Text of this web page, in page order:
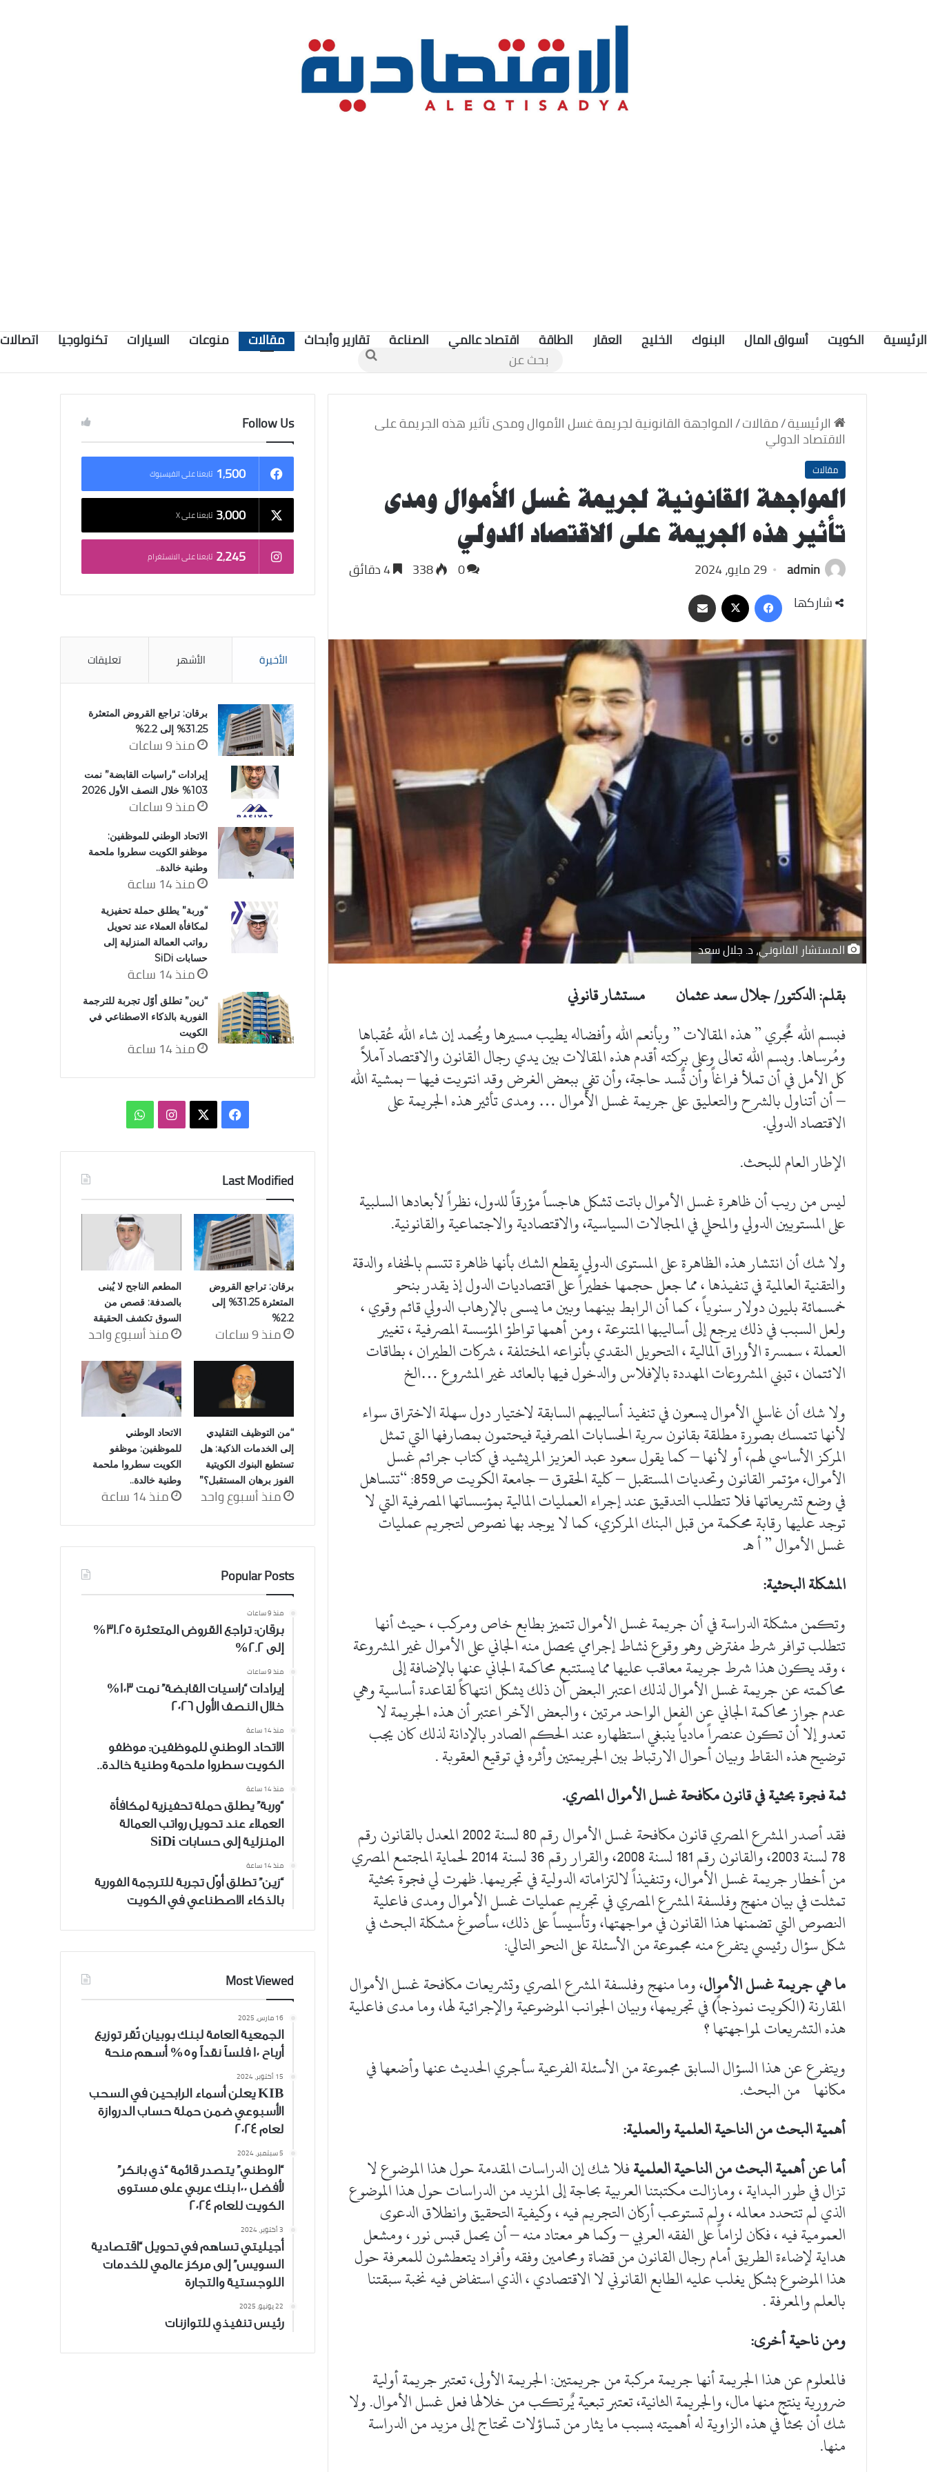
الرئيسية الكويت أسواق المال البنوك الخليج العقار الطاقة اقتصاد عالمي الصناعة تقارير وأبحاث مقالات منوعات السيارات تكنولوجيا اتصالات
بحث
عن
الرئيسية/مقالات/المواجهة القانونية لجريمة غسل الأموال ومدى تأثير هذه الجريمة على
الاقتصاد الدولي
مقالات
المواجهة القانونية لجريمة غسل الأموال ومدى
تأثير هذه الجريمة على الاقتصاد الدولي
admin 29 مايو، 2024 0
338
شاركها
فيسبوك
‫X مشاركة
عبر
البريد
المستشار القانوني، د. جلال سعد
بقلم: الدكتور/ جلال سعد عثمان مستشار قانوني
فبسم الله مٌجري ” هذه المقالات ” وبأنعم الله وأفضاله يطيب مسيرها ويُحمد إن شاء الله عُقباها
ومُرساها. وبسم الله تعالى وعلى بركته أقدم هذه المقالات بين يدي رجال القانون والاقتصاد آملاً
كل الأمل في أن تملأ فراغاً وأن تٌسد حاجة، وأن تفي ببعض الغرض وقد انتويت فيها – بمشية الله
– أن أتناول بالشرح والتعليق على جريمة غسل الأموال … ومدى تأثير هذه الجريمة على
الاقتصاد الدولي.
الإطار العام للبحث.
ليس من ريب أن ظاهرة غسل الأموال باتت تشكل هاجساً مؤرقاً للدول، نظراً لأبعادها السلبية
على المستويين الدولي والمحلي في المجالات السياسية، والاقتصادية والاجتماعية والقانونية.
ولا شك أن انتشار هذه الظاهرة على المستوى الدولي يقطع الشك بأنها ظاهرة تتسم بالخفاء والدقة
والتقنية العالمية في تنفيذها ، مما جعل حجمها خطيراً على اقتصاديات الدول إذ يقدر بنحو
خمسمائة بليون دولار سنوياً ، كما أن الرابط بينهما وبين ما يسمى بالإرهاب الدولي قائم وقوي ،
ولعل السبب في ذلك يرجع إلى أساليبها المتنوعة ، ومن أهمها تواطؤ المؤسسة المصرفية ، تغيير
العملة ، سمسرة الأوراق المالية ، التحويل النقدي بأنواعه المختلفة ، شركات الطيران ، بطاقات
الائتمان ، تبني المشروعات المهددة بالإفلاس والدخول فيها بالعائد غير المشروع …الخ
ولا شك أن غاسلي الأموال يسعون في تنفيذ أساليبهم السابقة لاختيار دول سهلة الاختراق سواء
لأنها تتمسك بصورة مطلقة بقانون سرية الحسابات المصرفية فيحتمون بمصارفها التي تمثل
المركز الأساسي لهم، أو لأنها – كما يقول سعود عبد العزيز المريشيد في كتاب جرائم غسل
الأموال، مؤتمر القانون وتحديات المستقبل – كلية الحقوق – جامعة الكويت ص859: “تتساهل
في وضع تشريعاتها فلا تتطلب التدقيق عند إجراء العمليات المالية بمؤسساتها المصرفية التي لا
توجد عليها رقابة محكمة من قبل البنك المركزي، كما لا يوجد بها نصوص لتجريم عمليات
غسل الأموال ” أ هـ.
المشكلة البحثية:
وتكمن مشكلة الدراسة في أن جريمة غسل الأموال تتميز بطابع خاص ومركب ، حيث أنها
تتطلب توافر شرط مفترض وهو وقوع نشاط إجرامي يحصل منه الجاني على الأموال غير المشروعة
، وقد يكون هذا شرط جريمة معاقب عليها مما يستتبع محاكمة الجاني عنها بالإضافة إلى
محاكمته عن جريمة غسل الأموال لذلك اعتبر البعض أن ذلك يشكل انتهاكاً لقاعدة أساسية وهي
عدم جواز محاكمة الجاني عن الفعل الواحد مرتين ، والبعض الآخر اعتبر أن هذه الجريمة لا
تعدو إلا أن تكون عنصراً مادياً ينبغي استظهاره عند الحكم الصادر بالإدانة لذلك كان يجب
توضيح هذه النقاط وبيان أحوال الارتباط بين الجريمتين وأثره في توقيع العقوبة .
ثمة فجوة بحثية في قانون مكافحة غسل الأموال المصري.
فقد أصدر المشرع المصري قانون مكافحة غسل الأموال رقم 80 لسنة 2002 المعدل بالقانون رقم
78 لسنة 2003، والقانون رقم 181 لسنة 2008، والقرار رقم 36 لسنة 2014 لحماية المجتمع المصري
من أخطار جريمة غسل الأموال، وتنفيذاً لالتزاماته الدولية في تجريمها. ظهرت لي فجوة بحثية
تمثلت في بيان منهج وفلسفة المشرع المصري في تجريم عمليات غسل الأموال ومدى فاعلية
النصوص التي تضمنها هذا القانون في مواجهتها، وتأسيساً على ذلك، سأصوغ مشكلة البحث في
شكل سؤال رئيسي يتفرع منه مجموعة من الأسئلة على النحو التالي:
ما هي جريمة غسل الأموال، وما منهج وفلسفة المشرع المصري وتشريعات مكافحة غسل الأموال
المقارنة (الكويت نموذجاً) في تجريمها، وبيان الجوانب الموضوعية والإجرائية لها، وما مدى فاعلية
هذه التشريعات لمواجهتها ؟
ويتفرع عن هذا السؤال السابق مجموعة من الأسئلة الفرعية سأجري الحديث عنها وأضعها في
مكانها من البحث.
أهمية البحث من الناحية العلمية والعملية:
أما عن أهمية البحث من الناحية العلميةفلا شك إن الدراسات المقدمة حول هذا الموضوع لا
تزال في طور البداية ، ومازالت مكتبتنا العربية بحاجة إلى المزيد من الدراسات حول هذا الموضوع
الذي لم تتحدد معالمه ، ولم تستوعب أركان التجريم فيه ، وكيفية التحقيق وانطلاق الدعوى
العمومية فيه ، فكان لزاماً على الفقه العربي – وكما هو معتاد منه – أن يحمل قبس نور ، ومشعل
هداية لإضاءة الطريق أمام رجال القانون من قضاة ومحامين وفقه وأفراد يتعطشون للمعرفة حول
هذا الموضوع بشكل يغلب عليه الطابع القانوني لا الاقتصادي ، الذي استفاض فيه نخبة سبقتنا
بالعلم والمعرفة .
ومن ناحية أخرى:
فالمعلوم عن هذا الجريمة أنها جريمة مركبة من جريمتين: الجريمة الأولى، تعتبر جريمة أولية
ضرورية ينتج منها مال، والجريمة الثانية، تعتبر تبعية يٌرتكب من خلالها فعل غسل الأموال. ولا
شك أن بحثاً في هذه الزاوية له أهميته بسبب ما يثار من تساؤلات تحتاج إلى مزيد من الدراسة
منها.
Follow Us
1٬500 تابعنا على الفيسبوك
3٬000 تابعنا على X
2٬245 تابعنا على الانستغرام
الأخيرة الأشهر تعليقات
برقان: تراجع القروض المتعثرة
31.25% إلى 2.2%
منذ 9 ساعات
إيرادات “راسيات القابضة” نمت
103% خلال النصف الأول 2026
منذ 9 ساعات
الاتحاد الوطني للموظفين:
موظفو الكويت سطروا ملحمة
وطنية خالدة..
منذ 14 ساعة
“وربة” يطلق حملة تحفيزية
لمكافأة العملاء عند تحويل
رواتب العمالة المنزلية إلى
حسابات SiDi
منذ 14 ساعة
“زين” تطلق أوّل تجربة للترجمة
الفورية بالذكاء الاصطناعي في
الكويت
منذ 14 ساعة
فيسبوك انستقرامواتساب
Last Modified
برقان: تراجع القروض
المتعثرة 31.25% إلى
2.2%
منذ 9 ساعات
المطعم الناجح لا يُبنى
بالصدفة: قصص من
السوق تكشف الحقيقة
منذ أسبوع واحد
“من التوظيف التقليدي
إلى الخدمات الذكية: هل
تستطيع البنوك الكويتية
الفوز برهان المستقبل؟”
منذ أسبوع واحد
الاتحاد الوطني
للموظفين: موظفو
الكويت سطروا ملحمة
وطنية خالدة..
منذ 14 ساعة
Popular Posts
منذ 9 ساعات
برقان: تراجع القروض المتعثرة 31.25%
إلى 2.2%
منذ 9 ساعات
إيرادات “راسيات القابضة” نمت 103%
خلال النصف الأول 2026
منذ 14 ساعة
الاتحاد الوطني للموظفين: موظفو
الكويت سطروا ملحمة وطنية خالدة..
منذ 14 ساعة
“وربة” يطلق حملة تحفيزية لمكافأة
العملاء عند تحويل رواتب العمالة
المنزلية إلى حسابات SiDi
منذ 14 ساعة
“زين” تطلق أوّل تجربة للترجمة الفورية
بالذكاء الاصطناعي في الكويت
Most Viewed
16 مارس، 2025
الجمعية العامة لبنك بوبيان تُقر توزيع
أرباح 10 فلساً نقداً و5% أسهم منحة
15 أكتوبر، 2024
KIB يعلن أسماء الرابحين في السحب
الأسبوعي ضمن حملة حساب الدروازة
لعام 2024
5 سبتمبر، 2024
“الوطني” يتصدر قائمة “ذي بانكر”
لأفضل 100 بنك عربي على مستوى
الكويت للعام 2024
3 أكتوبر، 2024
أجيليتي تساهم في تحويل “اقتصادية
السويس” إلى مركز عالمي للخدمات
اللوجستية والتجارة
22 يونيو، 2025
رئيس تنفيذي للتوازنات